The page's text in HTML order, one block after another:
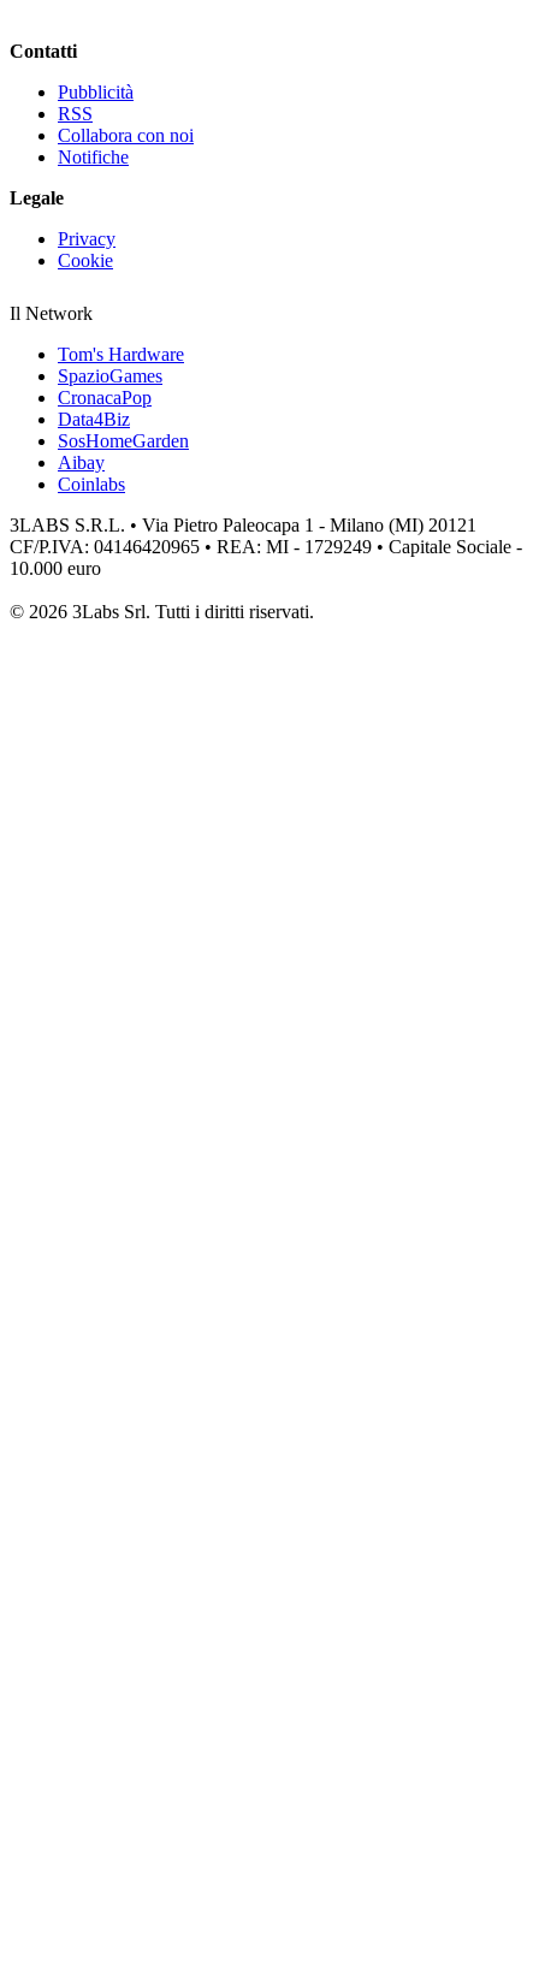
Contatti
Pubblicità
RSS
Collabora con noi
Notifiche
Legale
Privacy
Cookie
Il Network
Tom's Hardware
SpazioGames
CronacaPop
Data4Biz
SosHomeGarden
Aibay
Coinlabs
3LABS S.R.L. • Via Pietro Paleocapa 1 - Milano (MI) 20121
CF/P.IVA: 04146420965 • REA: MI - 1729249 • Capitale Sociale -
10.000 euro
© 2026 3Labs Srl. Tutti i diritti riservati.